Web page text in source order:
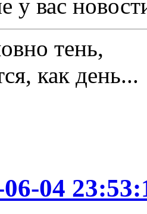
у вас
тень,
как день...
04